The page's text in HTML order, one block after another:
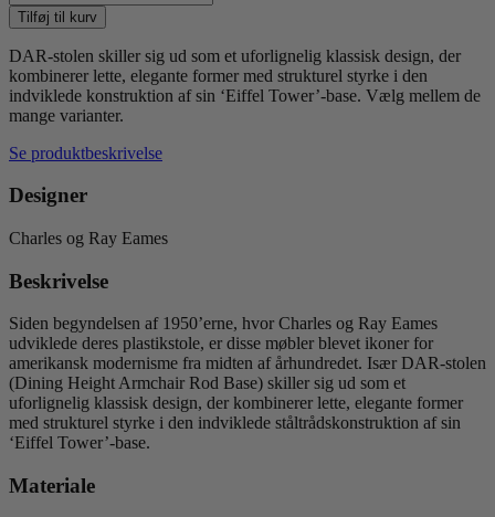
Plastic
Armchair
DAR
antal
Tilføj til kurv
DAR-stolen skiller sig ud som et uforlignelig klassisk design, der
kombinerer lette, elegante former med strukturel styrke i den
indviklede konstruktion af sin ‘Eiffel Tower’-base. Vælg mellem de
mange varianter.
Se produktbeskrivelse
Designer
Charles og Ray Eames
Beskrivelse
Siden begyndelsen af 1950’erne, hvor Charles og Ray Eames
udviklede deres plastikstole, er disse møbler blevet ikoner for
amerikansk modernisme fra midten af århundredet. Især DAR-stolen
(Dining Height Armchair Rod Base) skiller sig ud som et
uforlignelig klassisk design, der kombinerer lette, elegante former
med strukturel styrke i den indviklede ståltrådskonstruktion af sin
‘Eiffel Tower’-base.
Materiale